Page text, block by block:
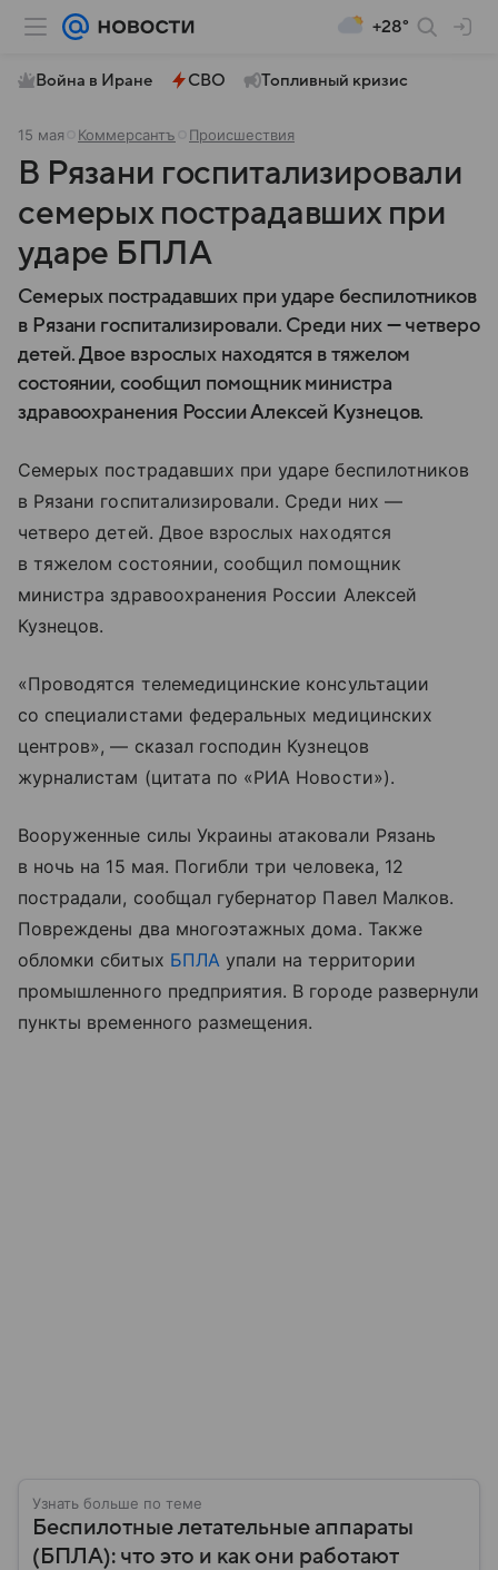
+28°
Война в Иране СВО Топливный кризис
15 мая Коммерсантъ Происшествия
В Рязани госпитализировали
семерых пострадавших при
ударе БПЛА
Семерых пострадавших при ударе беспилотников
в Рязани госпитализировали. Среди них — четверо
детей. Двое взрослых находятся в тяжелом
состоянии, сообщил помощник министра
здравоохранения России Алексей Кузнецов.
Семерых пострадавших при ударе беспилотников
в Рязани госпитализировали. Среди них —
четверо детей. Двое взрослых находятся
в тяжелом состоянии, сообщил помощник
министра здравоохранения России Алексей
Кузнецов.
«Проводятся телемедицинские консультации
со специалистами федеральных медицинских
центров», — сказал господин Кузнецов
журналистам (цитата по «РИА Новости»).
Вооруженные силы Украины атаковали Рязань
в ночь на 15 мая. Погибли три человека, 12
пострадали, сообщал губернатор Павел Малков.
Повреждены два многоэтажных дома. Также
обломки сбитых БПЛАупали на территории
промышленного предприятия. В городе развернули
пункты временного размещения.
Узнать больше по теме
Беспилотные летательные аппараты
(БПЛА): что это и как они работают